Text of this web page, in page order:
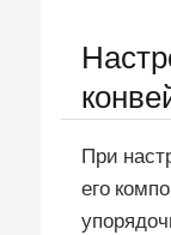
При
его